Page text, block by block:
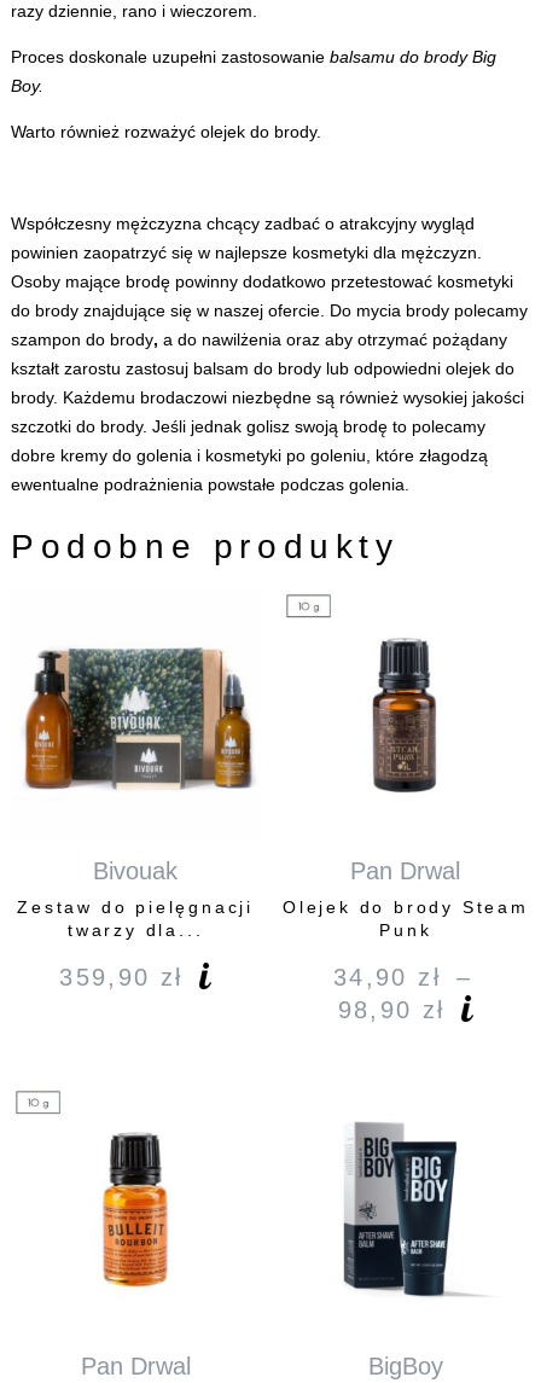
razy dziennie, rano i wieczorem.
Proces doskonale uzupełni zastosowanie balsamu do brody Big
Boy.
Warto również rozważyć olejek do brody.
Współczesny mężczyzna chcący zadbać o atrakcyjny wygląd
powinien zaopatrzyć się w najlepsze kosmetyki dla mężczyzn
Osoby mające brodę powinny dodatkowo przetestować kosmetyki
do brody znajdujące się w naszej ofercie. Do mycia brody polecamy
szampon do brody, a do nawilżenia oraz aby otrzymać pożądany
kształt zarostu zastosuj balsam do brodylub odpowiedni olejek do
brody. Każdemu brodaczowi niezbędne są również wysokiej jakości
szczotki do brody. Jeśli jednak golisz swoją brodę to polecamy
dobre kremy do golenia i kosmetyki po goleniu , które złagodzą
ewentualne podrażnienia powstałe podczas golenia.
Podobne produkty
Bivouak
Zestaw do pielęgnacji
twarzy dla...
359,90 zł
Pan Drwal
Olejek do brody Steam
Punk
34,90 zł
–
98,90 zł
98,90
Pan Drwal BigBoy